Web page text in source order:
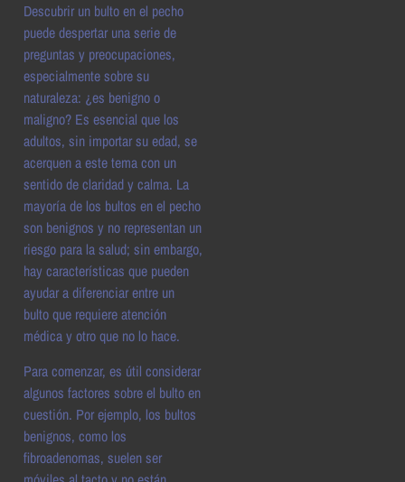
Descubrir un bulto en el pecho
puede despertar una serie de
preguntas y preocupaciones,
especialmente sobre su
naturaleza: ¿es benigno o
maligno? Es esencial que los
adultos, sin importar su edad, se
acerquen a este tema con un
sentido de claridad y calma. La
mayoría de los bultos en el pecho
son benignos y no representan un
riesgo para la salud; sin embargo,
hay características que pueden
ayudar a diferenciar entre un
bulto que requiere atención
médica y otro que no lo hace.
Para comenzar, es útil considerar
algunos factores sobre el bulto en
cuestión. Por ejemplo, los bultos
benignos, como los
fibroadenomas, suelen ser